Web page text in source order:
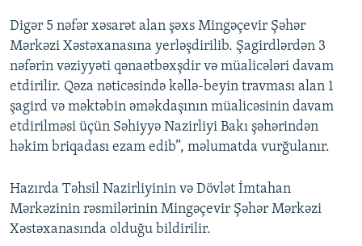
Digər 5 nəfər xəsarət alan şəxs Mingəçevir Şəhər
Mərkəzi Xəstəxanasına yerləşdirilib. Şagirdlərdən 3
nəfərin vəziyyəti qənaətbəxşdir və müalicələri davam
etdirilir. Qəza nəticəsində kəllə-beyin travması alan 1
şagird və məktəbin əməkdaşının müalicəsinin davam
etdirilməsi üçün Səhiyyə Nazirliyi Bakı şəhərindən
həkim briqadası ezam edib”, məlumatda vurğulanır.
Hazırda Təhsil Nazirliyinin və Dövlət İmtahan
Mərkəzinin rəsmilərinin Mingəçevir Şəhər Mərkəzi
Xəstəxanasında olduğu bildirilir.